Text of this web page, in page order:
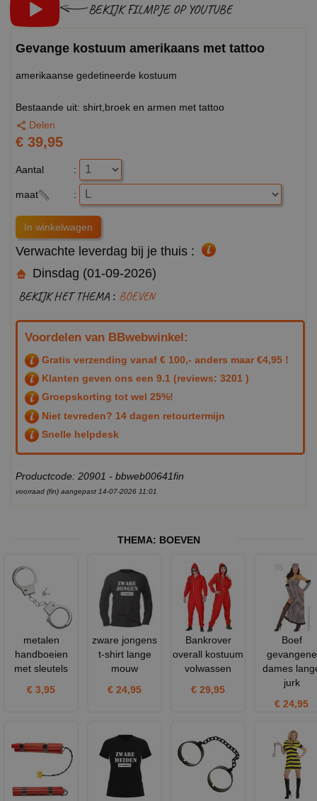
BEKIJK FILMPJE OP YOUTUBE
Gevange kostuum amerikaans met tattoo
amerikaanse gedetineerde kostuum
Bestaande uit: shirt,broek en armen met tattoo
Delen
€ 39,95
Aantal :
maat :
Verwachte leverdag bij je thuis :
Dinsdag (01-09-2026)
BEKIJK HET THEMA : BOEVEN
Voordelen van BBwebwinkel:
Gratis verzending vanaf € 100,- anders maar €4,95 !
Klanten geven ons een 9.1 (reviews: 3201 )
Groepskorting tot wel 25%!
Niet tevreden? 14 dagen retourtermijn
Snelle helpdesk
Productcode: 20901 - bbweb00641fin
voorraad (fin) aangepast 14-07-2026 11:01
THEMA: BOEVEN
metalen
handboeien
met sleutels
€ 3,95
zware jongens
t-shirt lange
mouw
€ 24,95
Bankrover
overall kostuum
volwassen
€ 29,95
Boef
gevangene
dames
jurk
€ 24,95